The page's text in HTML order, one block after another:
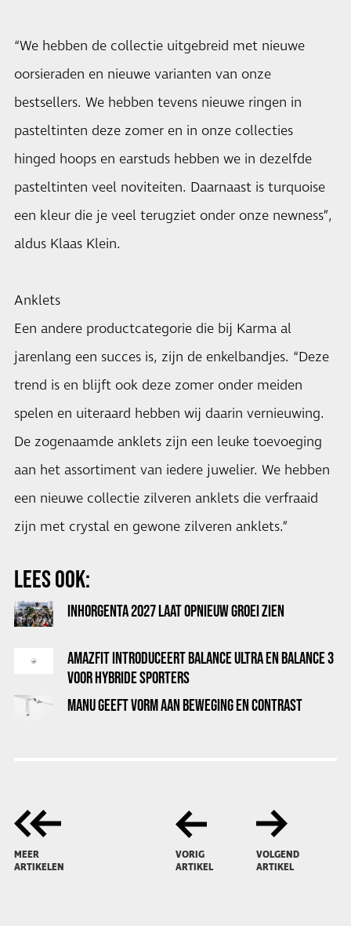
“We hebben de collectie uitgebreid met nieuwe
oorsieraden en nieuwe varianten van onze
bestsellers. We hebben tevens nieuwe ringen in
pasteltinten deze zomer en in onze collecties
hinged hoops en earstuds hebben we in dezelfde
pasteltinten veel noviteiten. Daarnaast is turquoise
een kleur die je veel terugziet onder onze newness”,
aldus Klaas Klein.
Anklets
Een andere productcategorie die bij Karma al
jarenlang een succes is, zijn de enkelbandjes. “Deze
trend is en blijft ook deze zomer onder meiden
spelen en uiteraard hebben wij daarin vernieuwing.
De zogenaamde anklets zijn een leuke toevoeging
aan het assortiment van iedere juwelier. We hebben
een nieuwe collectie zilveren anklets die verfraaid
zijn met crystal en gewone zilveren anklets.”
LEES OOK:
INHORGENTA 2027 LAAT OPNIEUW GROEI ZIEN
AMAZFIT INTRODUCEERT BALANCE ULTRA EN BALANCE 3
VOOR HYBRIDE SPORTERS
MANU GEEFT VORM AAN BEWEGING EN CONTRAST
MEER
ARTIKELEN
VORIG
ARTIKEL
VOLGEND
ARTIKEL